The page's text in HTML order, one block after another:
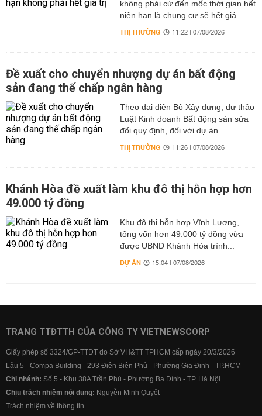
không phải cứ đến mốc thời gian hết
niên hạn là chung cư sẽ hết giá...
THỊ TRƯỜNG 11:22 | 07/08/2026
Đề xuất cho chuyển nhượng dự án bất động
sản đang thế chấp ngân hàng
Theo đại diện Bộ Xây dựng, dự thảo
Luật Kinh doanh Bất động sản sửa
đổi quy định, đối với dự án...
THỊ TRƯỜNG 11:26 | 07/08/2026
Khánh Hòa đề xuất làm khu đô thị hỗn hợp hơn
49.000 tỷ đồng
Khu đô thị hỗn hợp Vĩnh Lương,
tổng vốn hơn 49.000 tỷ đồng vừa
được UBND Khánh Hòa trình...
DỰ ÁN 15:04 | 07/08/2026
TRANG TTĐTTH CỦA CÔNG TY VIETNEWSCORP
Giấy phép số 3324/GP-TTĐT do Sở VH&TT TPHCM cấp ngày 20/3/2026
Lầu 5 - Compa Building - 293 Điện Biên Phủ - Phường Gia Định - TP.HCM
Chi nhánh: Số 5 - Khu 38A Trần Phú - Phường Ba Đình - TP. Hà Nội
Chịu trách nhiệm nội dung: Nguyễn Minh Quyết
Trách nhiệm về thông tin